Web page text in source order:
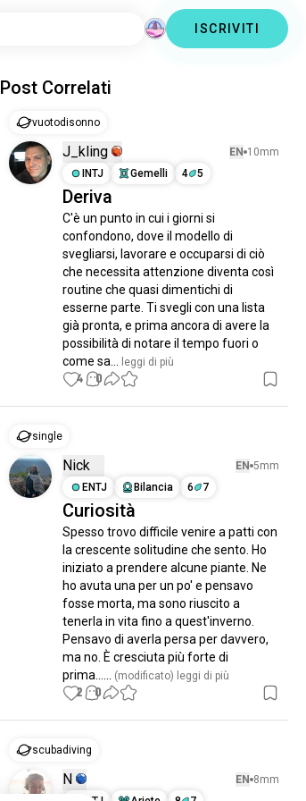
ISCRIVITI
Post Correlati
vuotodisonno
J_kling EN 10mm
INTJ
Gemelli 4 5
Deriva
C'è un punto in cui i giorni si
confondono, dove il modello di
svegliarsi, lavorare e occuparsi di ciò
che necessita attenzione diventa così
routine che quasi dimentichi di
esserne parte. Ti svegli con una lista
già pronta, e prima ancora di avere la
possibilità di notare il tempo fuori o
come sa...
leggi di più
4 0
single
Nick EN 5mm
ENTJ
Bilancia 6 7
Curiosità
Spesso trovo difficile venire a patti con
la crescente solitudine che sento. Ho
iniziato a prendere alcune piante. Ne
ho avuta una per un po' e pensavo
fosse morta, ma sono riuscito a
tenerla in vita fino a quest'inverno.
Pensavo di averla persa per davvero,
ma no. È cresciuta più forte di
prima......
(modificato) leggi di più
2 0
scubadiving
N EN 8mm